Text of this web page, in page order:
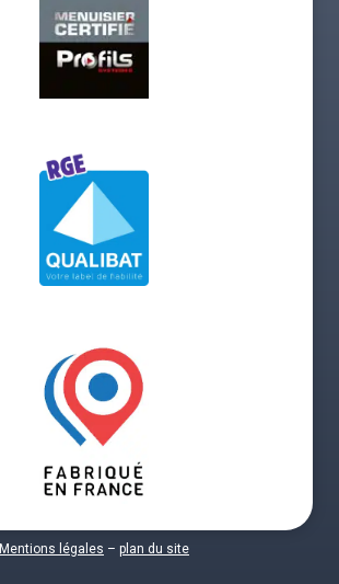
Mentions légales – plan du site